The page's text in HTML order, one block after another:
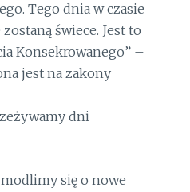
Tego dnia w czasie
świece. Jest to
Konsekrowanego” –
jest na zakony
dni
się o nowe